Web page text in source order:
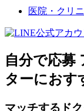
医院・クリ
自分で応募
ターにおす
マッチするド